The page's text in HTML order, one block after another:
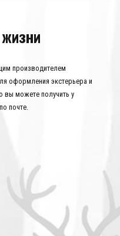
производителем
оформления экстерьера и
вы можете получить у
почте.